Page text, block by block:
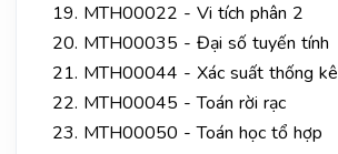
MTH00022 - Vi tích phân 2
MTH00035 - Đại số tuyến tính
MTH00044 - Xác suất thống kê
MTH00045 - Toán rời rạc
MTH00050 - Toán học tổ hợp